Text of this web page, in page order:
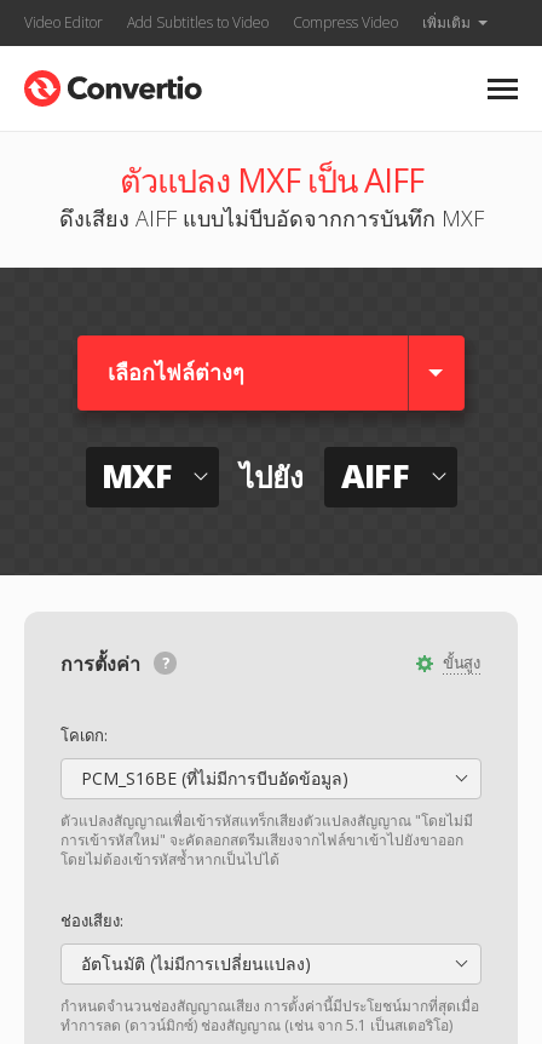
Video Editor Add Subtitles to Video Compress Video เพิ่มเติม
ตัวแปลง MXF เป็น AIFF
ดึงเสียง AIFF แบบไม่บีบอัดจากการบันทึก MXF
เลือกไฟล์ต่างๆ​
MXF ไปยัง AIFF
ขั้นสูง
การตั้งค่า
โคเดก:
PCM_S16BE (ที่ไม่มีการบีบอัดข้อมูล)
ตัวแปลงสัญญาณเพื่อเข้ารหัสแทร็กเสียงตัวแปลงสัญญาณ "โดยไม่มี
การเข้ารหัสใหม่" จะคัดลอกสตรีมเสียงจากไฟล์ขาเข้าไปยังขาออก
โดยไม่ต้องเข้ารหัสซ้ำหากเป็นไปได้
ช่องเสียง:
อัตโนมัติ (ไม่มีการเปลี่ยนแปลง)
กำหนดจำนวนช่องสัญญาณเสียง การตั้งค่านี้มีประโยชน์มากที่สุดเมื่อ
ทำการลด (ดาวน์มิกซ์) ช่องสัญญาณ (เช่น จาก 5.1 เป็นสเตอริโอ)